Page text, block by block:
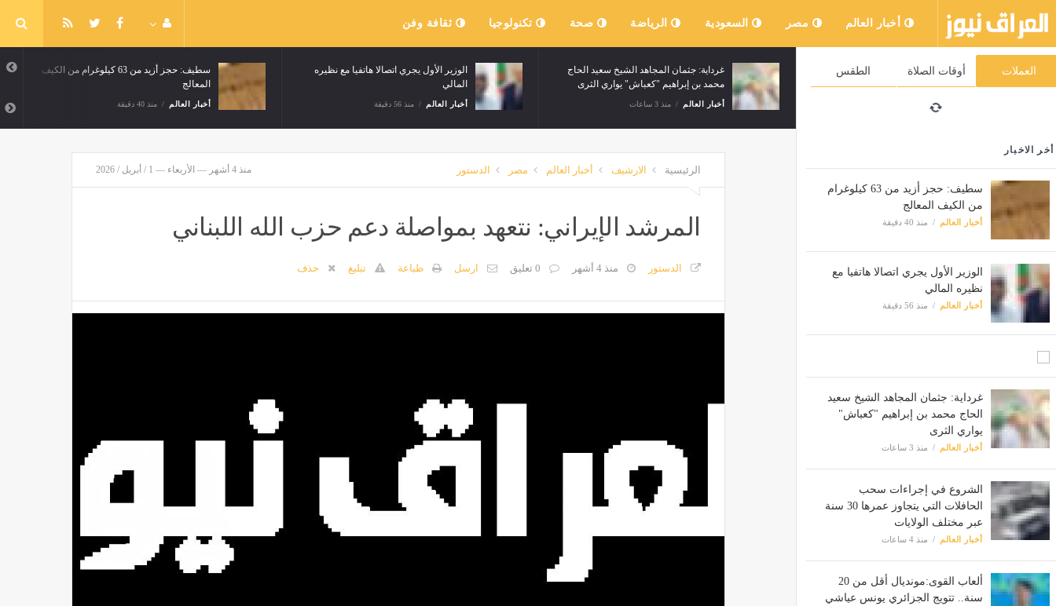
أخبار العالم مصر السعودية الرياضة صحة تكنولوجيا ثقافة وفن
العملات أوقات الصلاة الطقس
أخر الاخبار
سطيف: حجز أزيد من 63 كيلوغرام
من الكيف المعالج
أخبار العالم منذ 40 دقيقة
الوزير الأول يجري اتصالا هاتفيا مع
نظيره المالي
أخبار العالم منذ 56 دقيقة
غرداية: جثمان المجاهد الشيخ سعيد
الحاج محمد بن إبراهيم "كعباش"
يواري الثرى
أخبار العالم منذ 3 ساعات
الشروع في إجراءات سحب
الحافلات التي يتجاوز عمرها 30 سنة
عبر مختلف الولايات
أخبار العالم منذ 4 ساعات
ألعاب القوى:مونديال أقل من 20
سنة.. تتويج الجزائري يونس عياشي
سطيف: حجز أزيد من 63 كيلوغرام من الكيف
المعالج
أخبار العالم منذ 40 دقيقة
الوزير الأول يجري اتصالا هاتفيا مع نظيره
المالي
أخبار العالم منذ 56 دقيقة
غرداية: جثمان المجاهد الشيخ سعيد الحاج
محمد بن إبراهيم "كعباش" يواري الثرى
أخبار العالم منذ 3 ساعات
الشروع في إجراءات سحب الحافلات التي
يتجاوز عمرها 30 سنة عبر مختلف الولايات
أخبار العالم
الرئيسية الارشيف أخبار العالم مصر الدستور منذ 4 أشهر — الأربعاء — 1 / أبريل / 2026
المرشد الإيراني: نتعهد بمواصلة دعم حزب الله اللبناني
الدستور منذ 4 أشهر 0 تعليق ارسل طباعة تبليغ حذف